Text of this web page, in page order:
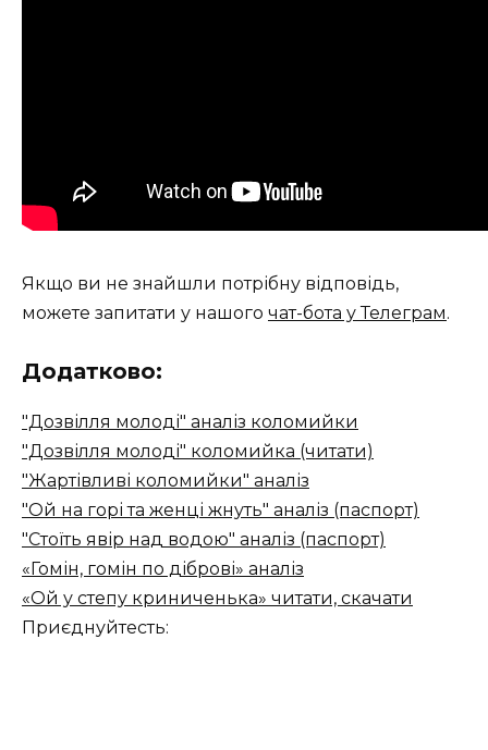
Якщо ви не знайшли потрібну відповідь,
можете запитати у нашого чат-бота у Телеграм.
Додатково:
"Дозвілля молоді" аналіз коломийки
"Дозвілля молоді" коломийка (читати)
"Жартівливі коломийки" аналіз
"Ой на горі та женці жнуть" аналіз (паспорт)
"Стоїть явір над водою" аналіз (паспорт)
«Гомін, гомін по діброві» аналіз
«Ой у степу криниченька» читати, скачати
Приєднуйтесть: